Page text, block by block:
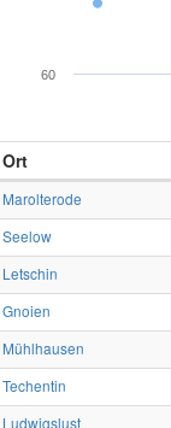
60
Ort
Marolterode
Seelow
Letschin
Gnoien
Mühlhausen
Techentin
Ludwigslust